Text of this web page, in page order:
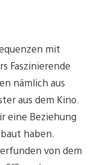
mit
Faszinierende
nämlich aus
aus dem Kino.
eine Beziehung
haben.
von dem